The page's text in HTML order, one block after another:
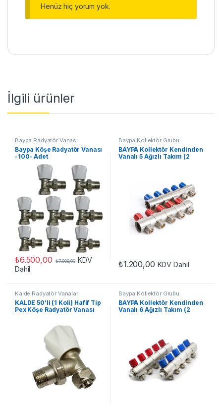
Henüz hiç yorum yok.
İlgili ürünler
Baypa Radyatör Vanası
Baypa Köşe Radyatör Vanası
-100- Adet
₺6.500,00 ₺7.000,00 KDV
Dahil
Baypa Kollektör Grubu
BAYPA Kollektör Kendinden
Vanalı 5 Ağızlı Takım (2
₺1.200,00 KDV Dahil
Kalde Radyatör Vanaları
KALDE 50’li (1 Koli) Hafif Tip
Pex Köşe Radyatör Vanası
Baypa Kollektör Grubu
BAYPA Kollektör Kendinden
Vanalı 6 Ağızlı Takım (2